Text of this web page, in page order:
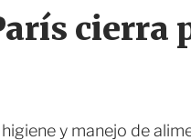
cierra
y manejo de